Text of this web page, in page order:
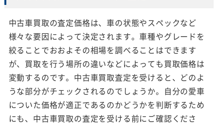
中古車買取の査定価格は、車の状態やスペックなど
様々な要因によって決定されます。車種やグレードを
絞ることでおおよその相場を調べることはできます
が、買取を行う場所の違いなどによっても買取価格は
変動するのです。中古車買取査定を受けると、どのよ
うな部分がチェックされるのでしょうか。自分の愛車
についた価格が適正であるのかどうかを判断するため
にも、中古車買取の査定を受ける前にご確認くださ